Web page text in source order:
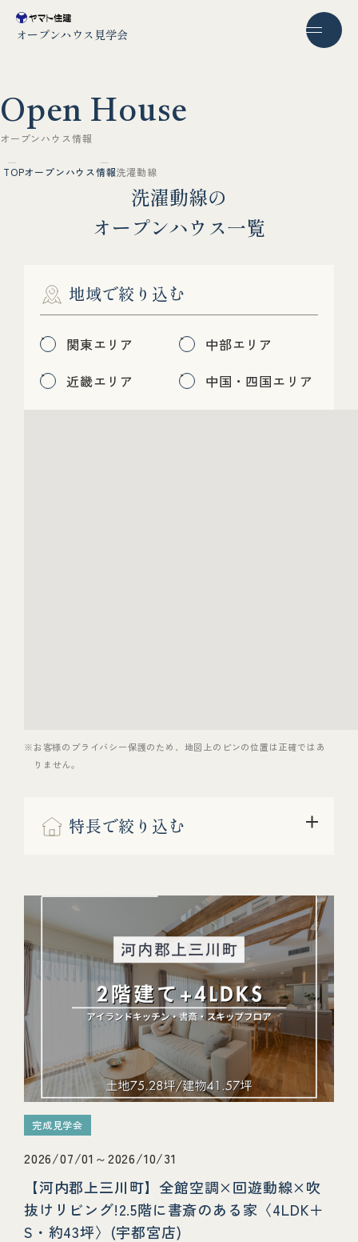
オープンハウス見学会
Open House
オー プンハ ウ ス情報
TOPオープンハウス情報洗濯動線
洗濯動線の
オープンハウ ス一覧
地域で絞り込む
関東エリア
中部エリア
近畿エリア
中国・四国エリア
※お客様のプライバシー保護のため、地図上のピンの位置は正確ではあ
りません。
特長で絞り込む
完成見学会
2026/07/01～2026/10/31
【河内郡上三川町】全館空調×回遊動線×吹
抜けリビング!2.5階に書斎のある家〈4LDK＋
S・約43坪〉(宇都宮店)